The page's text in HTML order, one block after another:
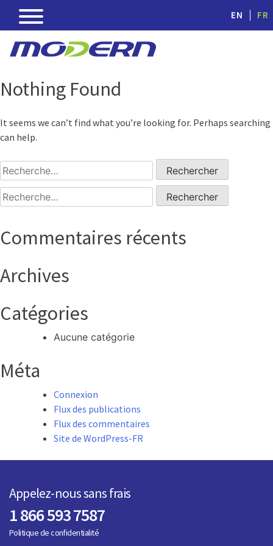
EN FR
Nothing Found
It seems we can’t find what you’re looking for. Perhaps searching
can help.
Rechercher :
Rechercher :
Commentaires récents
Archives
Catégories
Aucune catégorie
Méta
Connexion
Flux des publications
Flux des commentaires
Site de WordPress-FR
Appelez-nous sans frais
1 866 593 7587
Politique de confidentialité